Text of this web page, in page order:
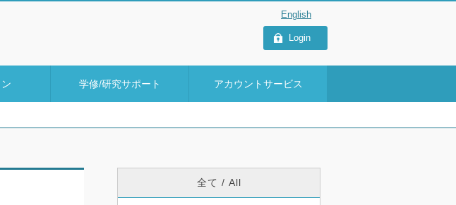
Login
学修/研究サポート アカウントサービス
全て / All